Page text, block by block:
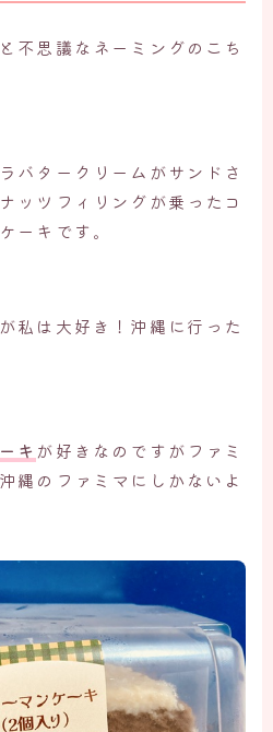
不思議なネーミングのこち
バタークリームがサンドさ
ッツフィリングが乗ったコ
ーキです。
私は大好き！沖縄に行った
キ が好きなのですがファミ
縄のファミマにしかないよ